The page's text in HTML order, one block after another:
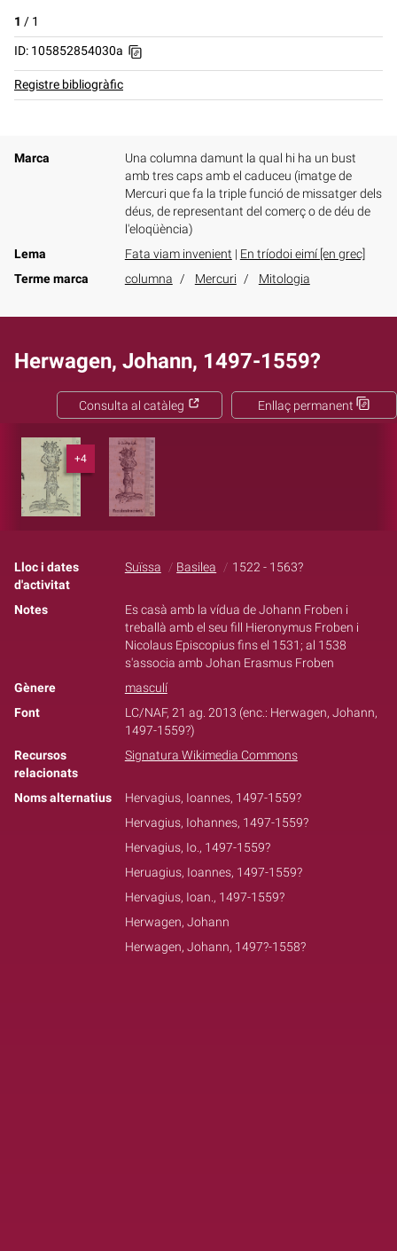
1 / 1
ID: 105852854030a
Registre bibliogràfic
Marca
Una columna damunt la qual hi ha un bust
amb tres caps amb el caduceu (imatge de
Mercuri que fa la triple funció de missatger dels
déus, de representant del comerç o de déu de
l'eloqüència)
Lema
Fata viam invenient | En tríodoi eimí [en grec]
Terme marca
columna Mercuri Mitologia
Herwagen, Johann, 1497-1559?
Enllaç permanent
Consulta al catàleg
+4
Lloc i dates
d'activitat
Suïssa Basilea 1522 - 1563?
Notes
Es casà amb la vídua de Johann Froben i
treballà amb el seu fill Hieronymus Froben i
Nicolaus Episcopius fins el 1531; al 1538
s'associa amb Johan Erasmus Froben
Gènere
masculí
Font
LC/NAF, 21 ag. 2013 (enc.: Herwagen, Johann,
1497-1559?)
Recursos
relacionats
Signatura Wikimedia Commons
Noms alternatius
Hervagius, Ioannes, 1497-1559?
Hervagius, Iohannes, 1497-1559?
Hervagius, Io., 1497-1559?
Heruagius, Ioannes, 1497-1559?
Hervagius, Ioan., 1497-1559?
Herwagen, Johann
Herwagen, Johann, 1497?-1558?